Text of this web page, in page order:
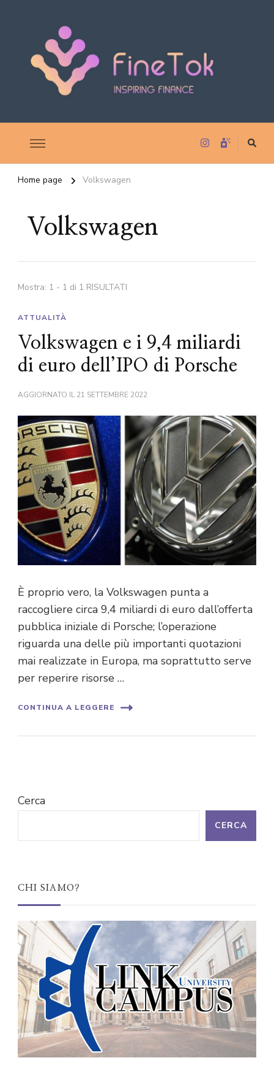
Home page Volkswagen
Volkswagen
Mostra: 1 - 1 di 1 RISULTATI
ATTUALITÀ
Volkswagen e i 9,4 miliardi
di euro dell’IPO di Porsche
AGGIORNATO IL21 SETTEMBRE 2022
È proprio vero, la Volkswagen punta a
raccogliere circa 9,4 miliardi di euro dall’offerta
pubblica iniziale di Porsche; l’operazione
riguarda una delle più importanti quotazioni
mai realizzate in Europa, ma soprattutto serve
per reperire risorse …
CONTINUA A LEGGERE
Cerca
CERCA
CHI SIAMO?